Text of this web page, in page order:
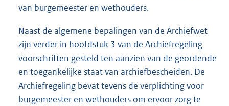
van burgemeester en wethouders.
Naast de algemene bepalingen van de Archiefwet
zijn verder in hoofdstuk 3 van de Archiefregeling
voorschriften gesteld ten aanzien van de geordende
en toegankelijke staat van archiefbescheiden. De
Archiefregeling bevat tevens de verplichting voor
burgemeester en wethouders om ervoor zorg te